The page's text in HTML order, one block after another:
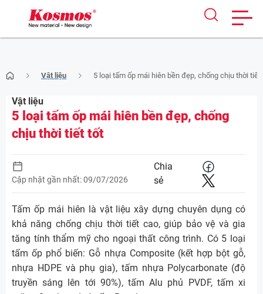
to
content
Vật liệu 5 loại tấm ốp mái hiên bền đẹp, chống chịu thời tiết
Vật liệu
5 loại tấm ốp mái hiên bền đẹp, chống
chịu thời tiết tốt
Cập nhật gần nhất: 09/07/2026
Chia
sẻ
Tấm ốp mái hiên là vật liệu xây dựng chuyên dụng có
khả năng chống chịu thời tiết cao, giúp bảo vệ và gia
tăng tính thẩm mỹ cho ngoại thất công trình. Có 5 loại
tấm ốp phổ biến: Gỗ nhựa Composite (kết hợp bột gỗ,
nhựa HDPE và phụ gia), tấm nhựa Polycarbonate (độ
truyền sáng lên tới 90%), tấm Alu phủ PVDF, tấm xi